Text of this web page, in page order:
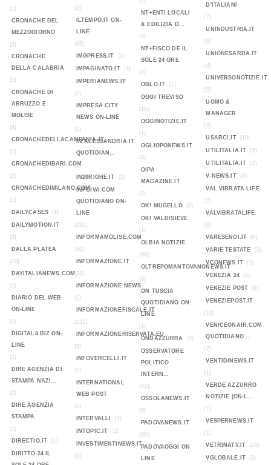
(1)
CRONACHE DEL
MEZZOGIORNO
(2)
CRONACHE
DELLA CALABRIA
(5)
CRONACHE DI
ABRUZZO E
MOLISE
(4)
CRONACHEDELLACAMPANIA.IT
(1)
CRONACHEDIBARI.COM
(2)
CRONACHEDIMILANO.COM
(1)
DAILYCASES
(1)
DAILYMOTION.IT
(3)
DALLA PLATEA
(10)
DAYITALIANEWS.COM
(1)
DIARIO DEL WEB
ON-LINE
(1)
DIGITAL4.BIZ ON-
LINE
(1)
DIRE AGENZIA DI
STAMPA NAZI...
(2)
DIRE AGENZIA
STAMPA
(1)
DIRECTIO.IT
(1)
DIRITTO 24 IL
(2)
ILTEMPO.IT ON-
LINE
(88)
IMGPRESS.IT
(1)
IMPAGINATO.IT (1)
IMPERIANEWS.IT
(1)
IMPRESA CITY
NEWS ON-LINE
(1)
IN.ALESSANDRIA.IT
QUOTIDIAN...
(1)
IN20RIGHE.IT
(2)
INFOIVA.COM
QUOTIDIANO ON-
LINE
(231)
INFORMAMOLISE.COM
(10)
INFORMAZIONE.IT
(24)
INFORMAZIONE.NEWS
(1)
INFORMAZIONEFISCALE.IT
(131)
INFORMAZIONERISERVATA.EU
(3)
INFOVERCELLI.IT
(1)
INTERNATIONAL
WEB POST
(1)
INTERVALLI
(1)
INTOPIC.IT (1)
INVESTIMENTINEWS.IT
(3)
NT+ENTI LOCALI
& EDILIZIA D...
(3)
NT+FISCO DE IL
SOLE 24 ORE
(4)
OBLO.IT
(1)
OGGI TREVISO
(18)
OGGINOTIZIE.IT
(1)
OGLIOPONEWS.IT
(4)
OIPA
MAGAZINE.IT
(2)
OK! MUGELLO
(1)
OK! VALDISIEVE
(1)
OLBIA NOTIZIE
(88)
OLTREPOMANTOVANONEWS.IT
(8)
ON TUSCIA
QUOTIDIANO ON-
LINE
(1)
ONDAZZURRA
(3)
OSSERVATORE
POLITICO
INTERN...
(52)
OSSOLANEWS.IT
(5)
PADOVANEWS.IT
(68)
PADOVAOGGI ON
LINE
D'ITALIANI
(7)
UNINDUSTRIA.IT
(8)
UNIONESARDA.IT
(4)
UNIVERSONOTIZIE.IT
(5)
UOMO &
MANAGER
(3)
USARCI.IT
(10)
UTILITALIA.IT (5)
UTILITALIA.IT (2)
V-NEWS.IT (4)
VAL VIBRATA LIFE
(2)
VALVIBRATALIFE
(0)
VARESENOI.IT
(0)
VARIE TESTATE (2)
VCONEWS.IT (1)
VENEZIA 24 (2)
VENEZIE POST (0)
VENEZIEPOST.IT
(19)
VENICEONAIR.COM
QUOTIDIANO ...
(2)
VENTIDINEWS.IT
(1)
VERDE AZZURRO
NOTIZIE (ON-L...
(1)
VESPERNEWS.IT
(1)
VETRINATV.IT
(29)
VGLOBALE.IT (3)